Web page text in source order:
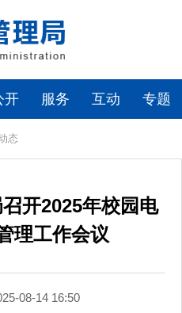
开 服务 互动 专题
态
开2025年校园电
理工作会议
08-14 16:50